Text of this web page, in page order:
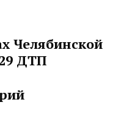
Челябинской
ДТП